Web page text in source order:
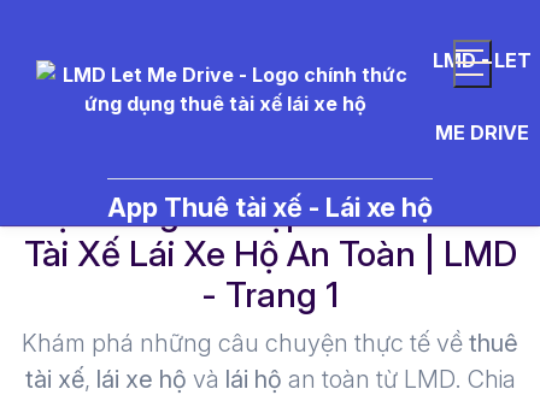
LMD - LET
ME DRIVE
App Thuê tài xế - Lái xe hộ
rượu vang kết hợp bít tết - Thuê
Tài Xế Lái Xe Hộ An Toàn | LMD
- Trang 1​
Khám phá những câu chuyện thực tế về thuê
tài xế, lái xe hộ và lái hộ an toàn từ LMD. Chia